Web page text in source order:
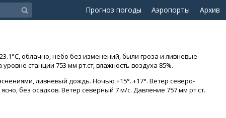
Прогноз погоды Аэропорты Архив
облачно, небо без изменений, были гроза и ливневые
станции 753 мм рт.ст, влажность воздуха 85%.
ливневый дождь. Ночью +15°..+17°. Ветер северо-
без осадков. Ветер северный 7 м/с. Давление 757 мм рт.ст.